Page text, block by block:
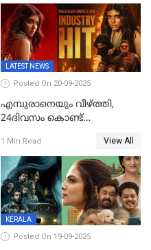
LATEST NEWS
Posted On 20-09-2025
എമ്പുരാനെയും വീഴ്ത്തി,
24ദിവസം കൊണ്ട്
ഇൻഡസ്ട്രി ഹിറ്റ്;
റെക്കോർഡുമായി ലോക
1 Min Read View All
KERALA
Posted On 19-09-2025